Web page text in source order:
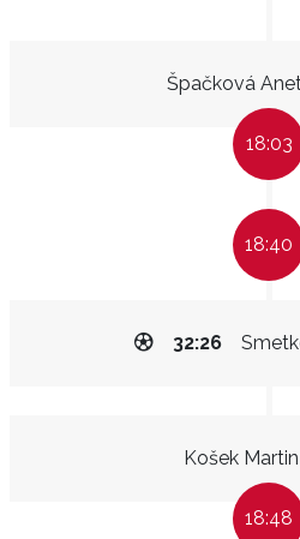
Špačková
18:03
18:40
32:26
Košek Martin
18:48